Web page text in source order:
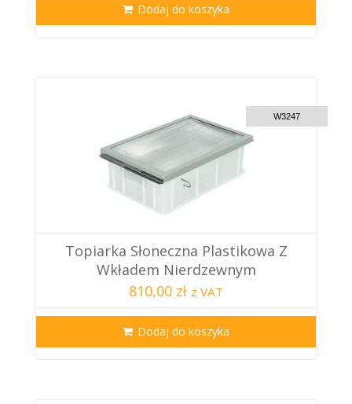
Dodaj do koszyka
W3247
Topiarka Słoneczna Plastikowa Z
Wkładem Nierdzewnym
810,00 zł z VAT
Dodaj do koszyka